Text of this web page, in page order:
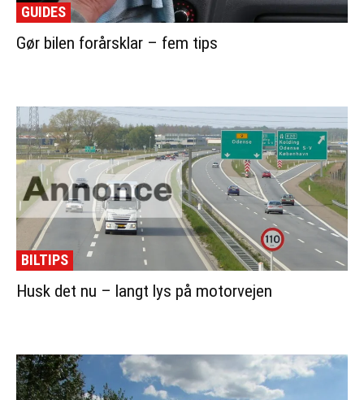
GUIDES
Gør bilen forårsklar – fem tips
BILTIPS
Husk det nu – langt lys på motorvejen